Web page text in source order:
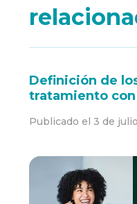
Definición de
tratamiento
Publicado el 3 de